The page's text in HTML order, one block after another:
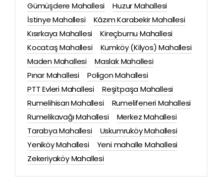
Gümüşdere Mahallesi
Huzur Mahallesi
İstinye Mahallesi
Kâzım Karabekir Mahallesi
Kısırkaya Mahallesi
Kireçburnu Mahallesi
Kocataş Mahallesi
Kumköy (Kilyos) Mahallesi
Maden Mahallesi
Maslak Mahallesi
Pınar Mahallesi
Poligon Mahallesi
PTT Evleri Mahallesi
Reşitpaşa Mahallesi
Rumelihisarı Mahallesi
Rumelifeneri Mahallesi
Rumelikavağı Mahallesi
Merkez Mahallesi
Tarabya Mahallesi
Uskumruköy Mahallesi
Yeniköy Mahallesi
Yeni mahalle Mahallesi
Zekeriyaköy Mahallesi